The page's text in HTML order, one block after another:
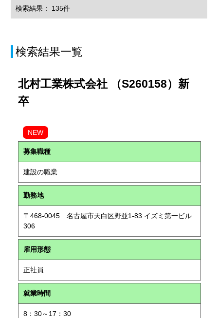
検索結果： 135件
検索結果一覧
北村工業株式会社 （S260158）新
卒
NEW
募集職種
建設の職業
勤務地
〒468-0045 名古屋市天白区野並1-83 イズミ第一ビル
306
雇用形態
正社員
就業時間
8：30～17：30